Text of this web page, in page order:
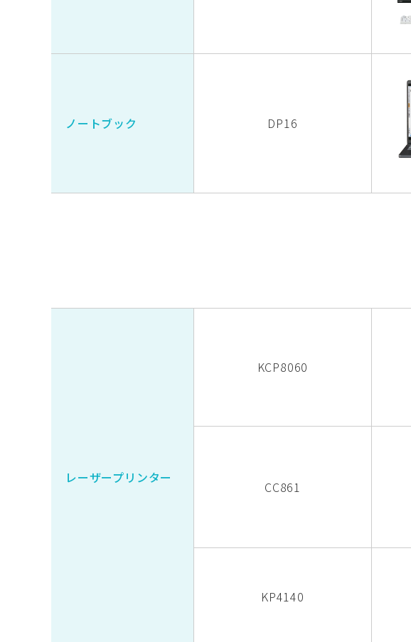
ノートブック DP16
レーザープリンター
KCP8060
CC861
KP4140